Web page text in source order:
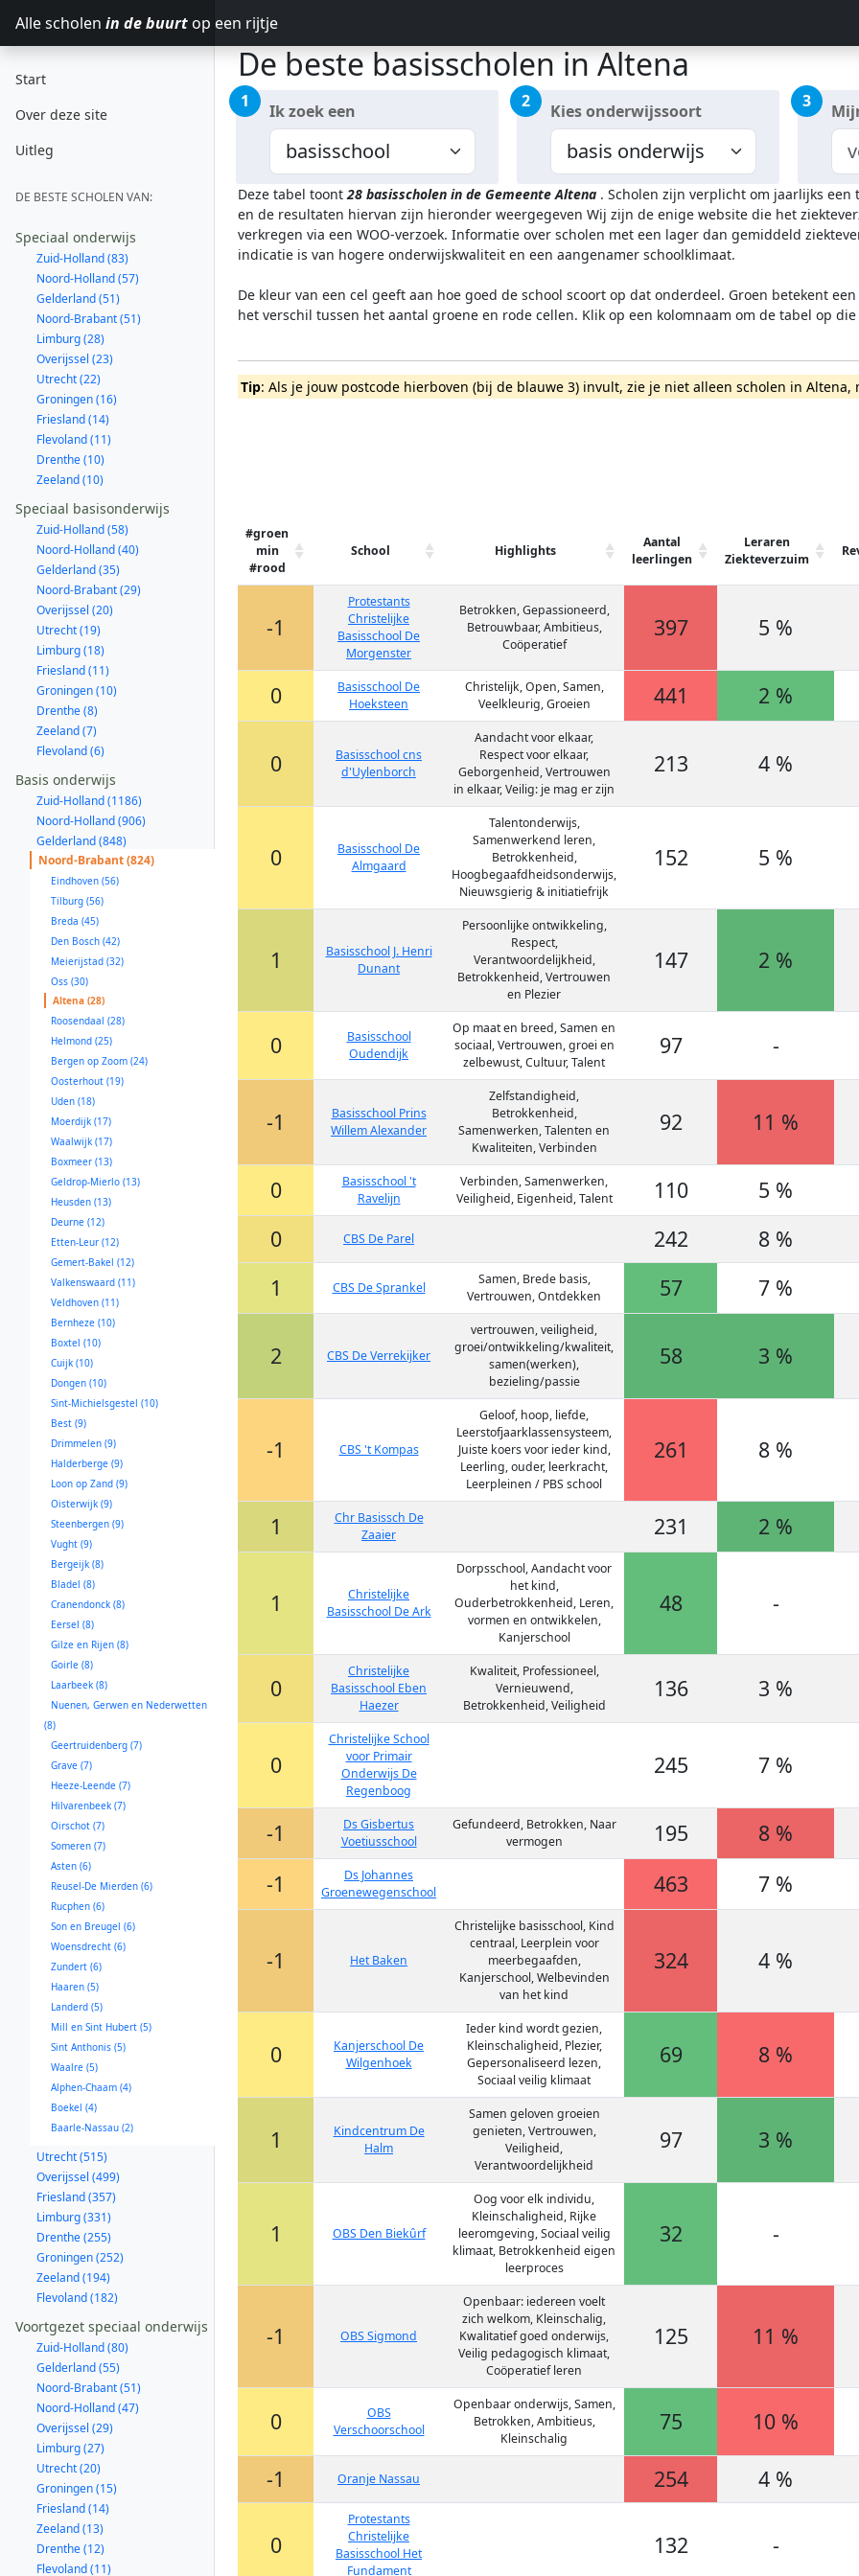
Alle scholen in de buurt op een rijtje
Start
Over deze site
Uitleg
DE BESTE SCHOLEN VAN:
Speciaal onderwijs
Zuid-Holland (83)
Noord-Holland (57)
Gelderland (51)
Noord-Brabant (51)
Limburg (28)
Overijssel (23)
Utrecht (22)
Groningen (16)
Friesland (14)
Flevoland (11)
Drenthe (10)
Zeeland (10)
Speciaal basisonderwijs
Zuid-Holland (58)
Noord-Holland (40)
Gelderland (35)
Noord-Brabant (29)
Overijssel (20)
Utrecht (19)
Limburg (18)
Friesland (11)
Groningen (10)
Drenthe (8)
Zeeland (7)
Flevoland (6)
Basis onderwijs
Zuid-Holland (1186)
Noord-Holland (906)
Gelderland (848)
Noord-Brabant (824)
Eindhoven (56)
Tilburg (56)
Breda (45)
Den Bosch (42)
Meierijstad (32)
Oss (30)
Altena (28)
Roosendaal (28)
Helmond (25)
Bergen op Zoom (24)
Oosterhout (19)
Uden (18)
Moerdijk (17)
Waalwijk (17)
Boxmeer (13)
Geldrop-Mierlo (13)
Heusden (13)
Deurne (12)
Etten-Leur (12)
Gemert-Bakel (12)
Valkenswaard (11)
Veldhoven (11)
Bernheze (10)
Boxtel (10)
Cuijk (10)
Dongen (10)
Sint-Michielsgestel (10)
Best (9)
Drimmelen (9)
Halderberge (9)
Loon op Zand (9)
Oisterwijk (9)
Steenbergen (9)
Vught (9)
Bergeijk (8)
Bladel (8)
Cranendonck (8)
Eersel (8)
Gilze en Rijen (8)
Goirle (8)
Laarbeek (8)
Nuenen, Gerwen en Nederwetten
(8)
Geertruidenberg (7)
Grave (7)
Heeze-Leende (7)
Hilvarenbeek (7)
Oirschot (7)
Someren (7)
Asten (6)
Reusel-De Mierden (6)
Rucphen (6)
Son en Breugel (6)
Woensdrecht (6)
Zundert (6)
Haaren (5)
Landerd (5)
Mill en Sint Hubert (5)
Sint Anthonis (5)
Waalre (5)
Alphen-Chaam (4)
Boekel (4)
Baarle-Nassau (2)
Utrecht (515)
Overijssel (499)
Friesland (357)
Limburg (331)
Drenthe (255)
Groningen (252)
Zeeland (194)
Flevoland (182)
Voortgezet speciaal onderwijs
Zuid-Holland (80)
Gelderland (55)
Noord-Brabant (51)
Noord-Holland (47)
Overijssel (29)
Limburg (27)
Utrecht (20)
Groningen (15)
Friesland (14)
Zeeland (13)
Drenthe (12)
Flevoland (11)
De beste basisscholen in Altena
1 Ik zoek een 2 Kies onderwijssoort 3
Deze tabel toont28 basisscholen in de Gemeente Altena . Scholen zijn verplicht om jaarlijks
en de resultaten hiervan zijn hieronder weergegeven Wij zijn de enige website die het
verkregen via een WOO-verzoek. Informatie over scholen met een lager dan gemiddeld
indicatie is van hogere onderwijskwaliteit en een aangenamer schoolklimaat.
De kleur van een cel geeft aan hoe goed de school scoort op dat onderdeel. Groen betekent
het verschil tussen het aantal groene en rode cellen. Klik op een kolomnaam om de tabel op
Tip: Als je jouw postcode hierboven (bij de blauwe 3) invult, zie je niet alleen scholen in
#groen
min
#rood
School Highlights
Aantal
leerlingen
Leraren
Ziekteverzuim
-1
Protestants
Christelijke
Basisschool De
Morgenster
Betrokken, Gepassioneerd,
Betrouwbaar, Ambitieus,
Coöperatief
397 5 %
0
Basisschool De
Hoeksteen
Christelijk, Open, Samen,
Veelkleurig, Groeien
441 2 %
0
Basisschool cns
d'Uylenborch
Aandacht voor elkaar,
Respect voor elkaar,
Geborgenheid, Vertrouwen
in elkaar, Veilig: je mag er zijn
213 4 %
0
Basisschool De
Almgaard
Talentonderwijs,
Samenwerkend leren,
Betrokkenheid,
Hoogbegaafdheidsonderwijs,
Nieuwsgierig & initiatiefrijk
152 5 %
1
Basisschool J. Henri
Dunant
Persoonlijke ontwikkeling,
Respect,
Verantwoordelijkheid,
Betrokkenheid, Vertrouwen
en Plezier
147 2 %
0
Basisschool
Oudendijk
Op maat en breed, Samen en
sociaal, Vertrouwen, groei en
zelbewust, Cultuur, Talent
97 -
-1
Basisschool Prins
Willem Alexander
Zelfstandigheid,
Betrokkenheid,
Samenwerken, Talenten en
Kwaliteiten, Verbinden
92 11 %
0
Basisschool 't
Ravelijn
Verbinden, Samenwerken,
Veiligheid, Eigenheid, Talent
110 5 %
0 CBS De Parel 242 8 %
1 CBS De Sprankel
Samen, Brede basis,
Vertrouwen, Ontdekken
57 7 %
2 CBS De Verrekijker
vertrouwen, veiligheid,
groei/ontwikkeling/kwaliteit,
samen(werken),
bezieling/passie
58 3 %
-1 CBS 't Kompas
Geloof, hoop, liefde,
Leerstofjaarklassensysteem,
Juiste koers voor ieder kind,
Leerling, ouder, leerkracht,
Leerpleinen / PBS school
261 8 %
1
Chr Basissch De
Zaaier
231 2 %
1
Christelijke
Basisschool De Ark
Dorpsschool, Aandacht voor
het kind,
Ouderbetrokkenheid, Leren,
vormen en ontwikkelen,
Kanjerschool
48 -
0
Christelijke
Basisschool Eben
Haezer
Kwaliteit, Professioneel,
Vernieuwend,
Betrokkenheid, Veiligheid
136 3 %
0
Christelijke School
voor Primair
Onderwijs De
Regenboog
245 7 %
-1
Ds Gisbertus
Voetiusschool
Gefundeerd, Betrokken, Naar
vermogen
195 8 %
-1
Ds Johannes
Groenewegenschool
463 7 %
-1 Het Baken
Christelijke basisschool, Kind
centraal, Leerplein voor
meerbegaafden,
Kanjerschool, Welbevinden
van het kind
324 4 %
0
Kanjerschool De
Wilgenhoek
Ieder kind wordt gezien,
Kleinschaligheid, Plezier,
Gepersonaliseerd lezen,
Sociaal veilig klimaat
69 8 %
1
Kindcentrum De
Halm
Samen geloven groeien
genieten, Vertrouwen,
Veiligheid,
Verantwoordelijkheid
97 3 %
1 OBS Den Biekûrf
Oog voor elk individu,
Kleinschaligheid, Rijke
leeromgeving, Sociaal veilig
klimaat, Betrokkenheid eigen
leerproces
32 -
-1 OBS Sigmond
Openbaar: iedereen voelt
zich welkom, Kleinschalig,
Kwalitatief goed onderwijs,
Veilig pedagogisch klimaat,
Coöperatief leren
125 11 %
0
OBS
Verschoorschool
Openbaar onderwijs, Samen,
Betrokken, Ambitieus,
Kleinschalig
75 10 %
-1 Oranje Nassau 254 4 %
0
Protestants
Christelijke
Basisschool Het
Fundament
132 -